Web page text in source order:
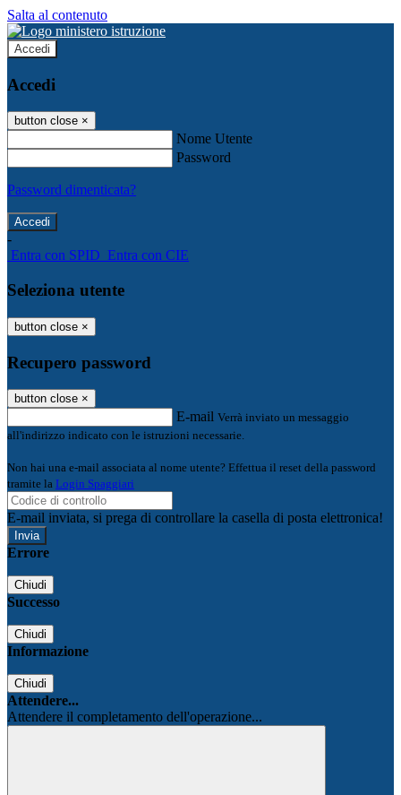
Salta al contenuto
Accedi
Accedi
button close ×
Nome Utente
Password
Password dimenticata?
-
Entra con SPID Entra con CIE
Seleziona utente
button close ×
Recupero password
button close ×
E-mail Verrà inviato un messaggio
all'indirizzo indicato con le istruzioni necessarie.
Non hai una e-mail associata al nome utente? Effettua il reset della password
tramite la Login Spaggiari
E-mail inviata, si prega di controllare la casella di posta elettronica!
Errore
Chiudi
Successo
Chiudi
Informazione
Chiudi
Attendere...
Attendere il completamento dell'operazione...